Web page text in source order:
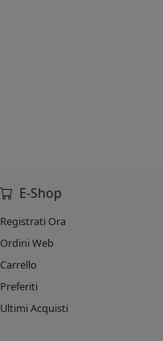
E-Shop
Registrati Ora
Ordini Web
Carrello
Preferiti
Ultimi Acquisti